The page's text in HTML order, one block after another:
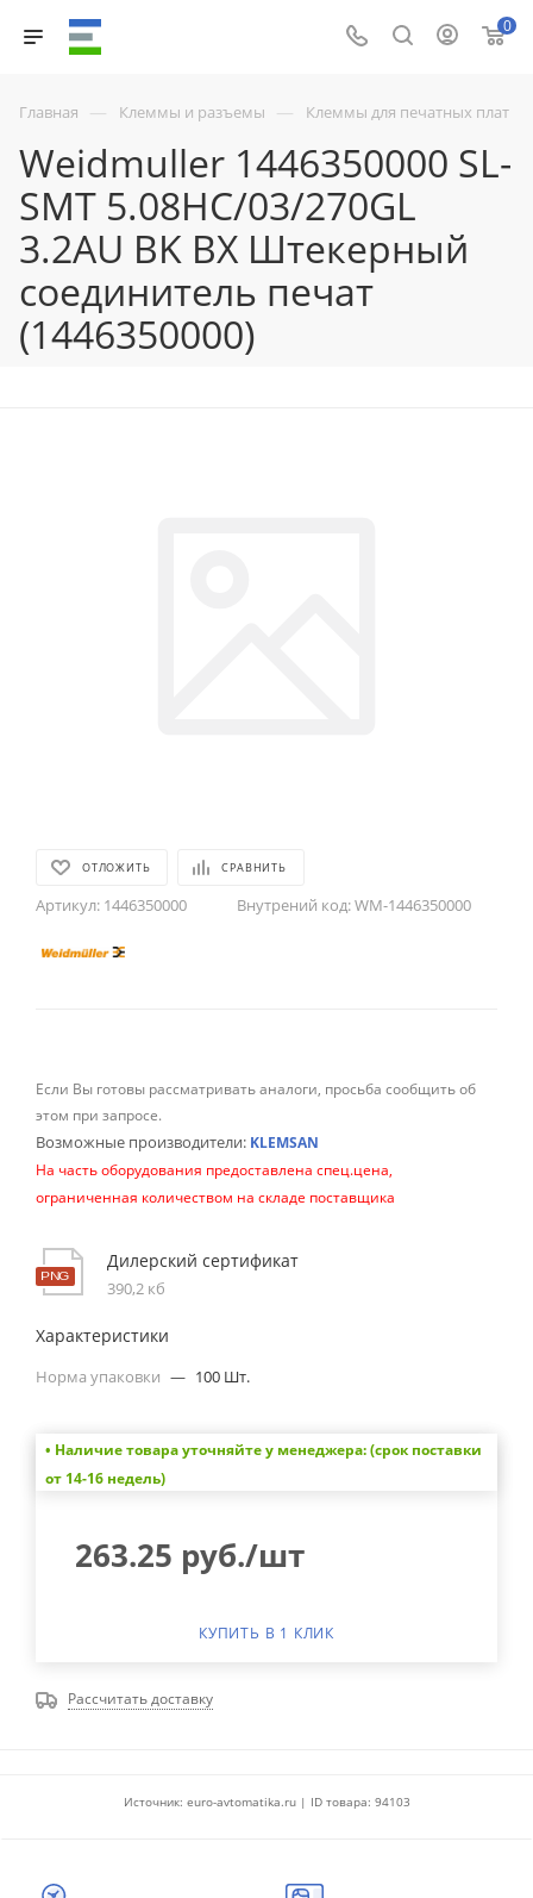
0
Главная — Клеммы и разъемы — Клеммы для печатных плат
Weidmuller 1446350000 SL-
SMT 5.08HC/03/270GL
3.2AU BK BX Штекерный
соединитель печат
(1446350000)
ОТЛОЖИТЬ СРАВНИТЬ
Артикул: 1446350000 Внутрений код:WM-1446350000
Если Вы готовы рассматривать аналоги, просьба сообщить об
этом при запросе.
Возможные производители: KLEMSAN
На часть оборудования предоставлена спец.цена,
ограниченная количеством на складе поставщика
Дилерский сертификат
390,2 кб
Характеристики
Норма упаковки — 100 Шт.
• Наличие товара уточняйте у менеджера: (срок поставки
от 14-16 недель)
263.25 руб./шт
КУПИТЬ В 1 КЛИК
Рассчитать доставку
Источник: euro-avtomatika.ru | ID товара: 94103